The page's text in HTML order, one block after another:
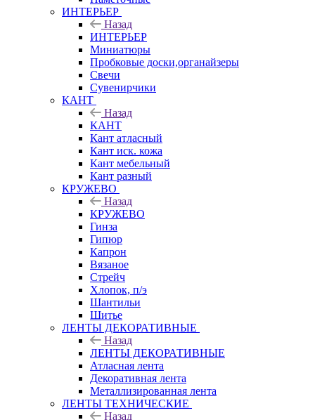
ИНТЕРЬЕР
Назад
ИНТЕРЬЕР
Миниатюры
Пробковые доски,органайзеры
Свечи
Сувенирчики
КАНТ
Назад
КАНТ
Кант атласный
Кант иск. кожа
Кант мебельный
Кант разный
КРУЖЕВО
Назад
КРУЖЕВО
Гинза
Гипюр
Капрон
Вязаное
Стрейч
Хлопок, п/э
Шантильи
Шитье
ЛЕНТЫ ДЕКОРАТИВНЫЕ
Назад
ЛЕНТЫ ДЕКОРАТИВНЫЕ
Атласная лента
Декоративная лента
Металлизированная лента
ЛЕНТЫ ТЕХНИЧЕСКИЕ
Назад